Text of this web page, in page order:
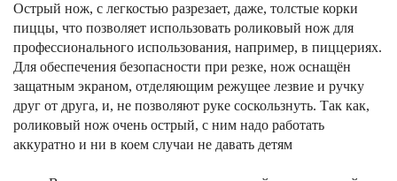
Острый нож, с легкостью разрезает, даже, толстые корки
пиццы, что позволяет использовать роликовый нож для
профессионального использования, например, в пиццериях.
Для обеспечения безопасности при резке, нож оснащён
защатным экраном, отделяющим режущее лезвие и ручку
друг от друга, и, не позволяют руке соскользнуть. Так как,
роликовый нож очень острый, с ним надо работать
аккуратно и ни в коем случаи не давать детям